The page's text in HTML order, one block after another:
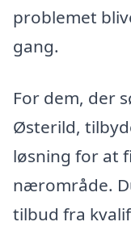
problemet
gang.
For dem, der
Østerild,
løsning for at
nærområde.
tilbud fra